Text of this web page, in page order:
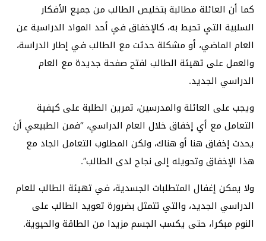
كما أن العائلة مطالبة بتخليص الطالب من جميع الأفكار
السلبية التي تحيط به، كالإخفاق في أحد المواد الدراسية عن
العام الماضي، أو مشكلة حدثت مع الطالب في إطار الدراسة،
والعمل على تهيئة الطالب لفتح صفحة جديدة مع العام
الدراسي الجديد.
ويجب على العائلة والمدرسين، تمرين الطلبة على كيفية
التعامل مع أي إخفاق خلال العام الدراسي، “فمن الطبيعي أن
يحدث إخفاق هنا أو هناك، ولكن المطلوب التعامل الجاد مع
هذا الإخفاق وتحويله إلى نجاح لدى الطالب”.
ولا يمكن إغفال المتطلبات الجسدية، في تهيئة الطالب للعام
الدراسي الجديد، والتي تتمثل بضرورة تعويد الطالب على
النوم مبكرا، حتى يكسب الجسم مزيدا من الطاقة والحيوية.